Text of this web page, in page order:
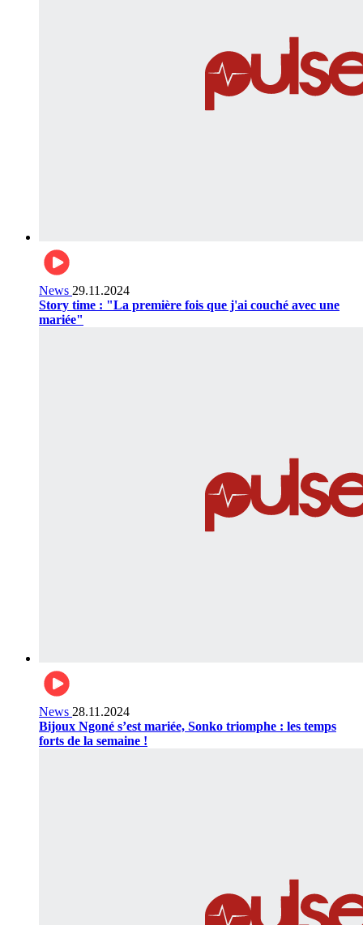
News 29.11.2024
Story time : "La première fois que j'ai couché avec une
mariée"
News 28.11.2024
Bijoux Ngoné s’est mariée, Sonko triomphe : les temps
forts de la semaine !